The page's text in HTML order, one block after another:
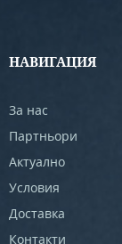
НАВИГАЦИЯ
За нас
Партньори
Актуално
Условия
Доставка
Контакти